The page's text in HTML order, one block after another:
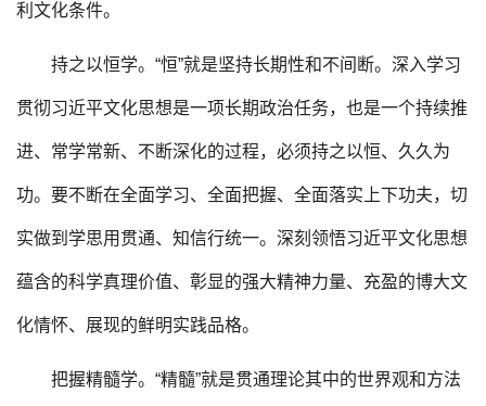
利文化条件。
持之以恒学。“恒”就是坚持长期性和不间断。深入学习
贯彻习近平文化思想是一项长期政治任务，也是一个持续推
进、常学常新、不断深化的过程，必须持之以恒、久久为
功。要不断在全面学习、全面把握、全面落实上下功夫，切
实做到学思用贯通、知信行统一。深刻领悟习近平文化思想
蕴含的科学真理价值、彰显的强大精神力量、充盈的博大文
化情怀、展现的鲜明实践品格。
把握精髓学。“精髓”就是贯通理论其中的世界观和方法